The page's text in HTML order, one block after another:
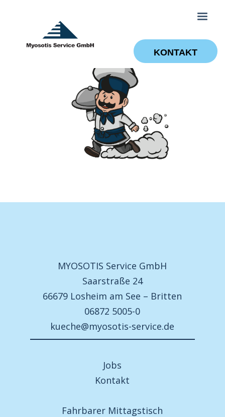
KONTAKT
MYOSOTIS Service GmbH
Saarstraße 24
66679 Losheim am See – Britten
06872 5005-0
kueche@myosotis-service.de
Jobs
Kontakt
Fahrbarer Mittagstisch